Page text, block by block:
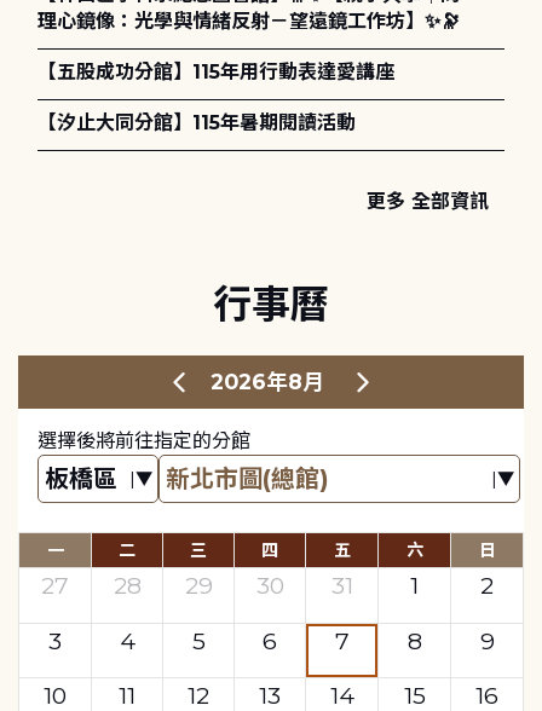
理心鏡像：光學與情緒反射－望遠鏡工作坊】✨🔭
【五股成功分館】115年用行動表達愛講座
【汐止大同分館】115年暑期閱讀活動
更多 全部資訊
行事曆
2026年8月
選擇後將前往指定的分館
一 二 三 四 五 六 日
27 28 29 30 31 1
2
3
4 5 6 7 8
9
10
11 12 13 14 15
16